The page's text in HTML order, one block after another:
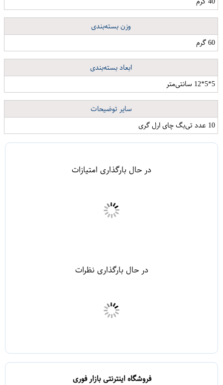
وزن بسته‌بندی
60 گرم
ابعاد بسته‌بندی
5*5*12 سانتی‌متر
سایر توضیحات
10 عدد تی‌بگ چای ارل گری
در حال بارگذاری امتیازات
در حال بارگذاری نظرات
فروشگاه اینترنتی بازار فوری